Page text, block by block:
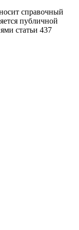
справочный
публичной
статьи 437